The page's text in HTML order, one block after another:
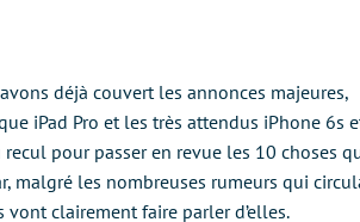
déjà couvert les annonces majeures,
iPad Pro et les très attendus iPhone 6s
pour passer en revue les 10 choses
malgré les nombreuses rumeurs qui
clairement faire parler d’elles.